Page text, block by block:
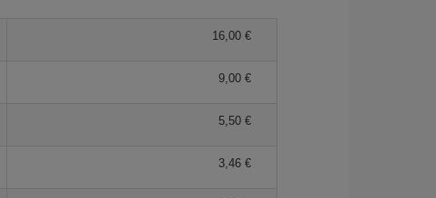
16,00 €
9,00 €
5,50 €
3,46 €